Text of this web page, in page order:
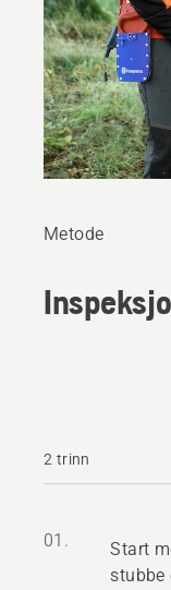
Metode
2 trinn
01.
Start
stubbe